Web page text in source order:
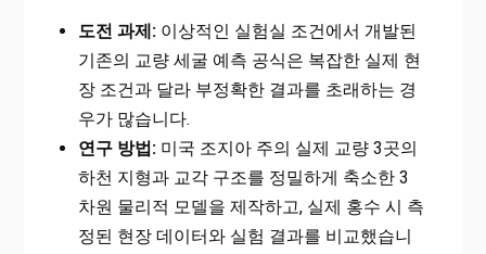
도전 과제:이상적인 실험실 조건에서 개발된
기존의 교량 세굴 예측 공식은 복잡한 실제 현
장 조건과 달라 부정확한 결과를 초래하는 경
우가 많습니다.
연구 방법:미국 조지아 주의 실제 교량 3곳의
하천 지형과 교각 구조를 정밀하게 축소한 3
차원 물리적 모델을 제작하고, 실제 홍수 시 측
정된 현장 데이터와 실험 결과를 비교했습니